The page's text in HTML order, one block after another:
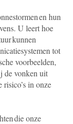
en hun
U leert hoe
kunnen
tot
voorbeelden,
de vonken uit
in onze
die onze